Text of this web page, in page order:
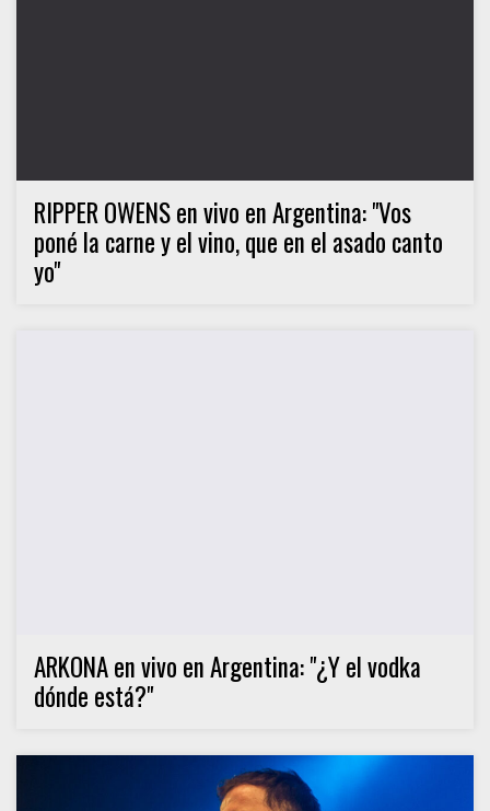
RIPPER OWENS en vivo en Argentina: "Vos
poné la carne y el vino, que en el asado canto
yo"
ARKONA en vivo en Argentina: "¿Y el vodka
dónde está?"